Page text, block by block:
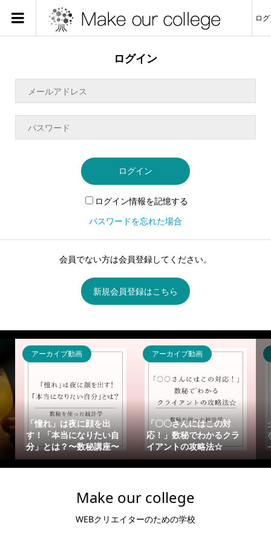
ロ
ログイン
ログイン
ログイン情報を記憶する
パスワードを忘れた場合
会員でない方は会員登録してください。
新規会員登録はこちら
アーカイブ動画
「憧れ」は夜に顔を出
す！「本当になりたい自
分」とは？〜数秘講座〜
アーカイブ動画
「〇〇さんにはこの対
応！」数秘でわかるクラ
イアントの攻略法☆
Make our college
WEBクリエイターのための学校